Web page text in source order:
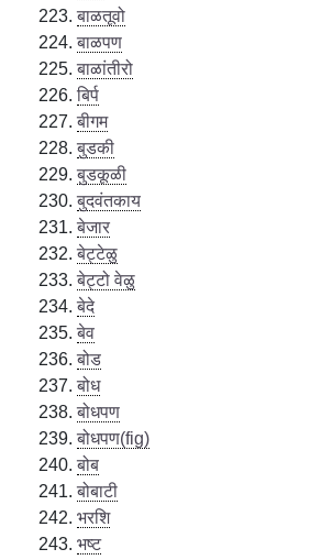
बाळतूवो
बाळपण
बाळांतीरो
बिर्प
बीगम
बुडकी
बुडकूळी
बुदवंतकाय
बेजार
बेट्टेळु
बेट्टो वेळु
बेदे
बेव
बोड
बोध
बोधपण
बोधपण(fig)
बोब
बोबाटी
भरशि
भष्ट